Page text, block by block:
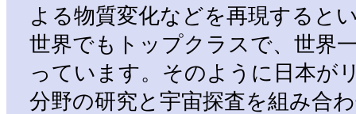
よる物質変化などを再現すると
世界でもトップクラスで、世界
っています。そのように日本が
分野の研究と宇宙探査を組み合